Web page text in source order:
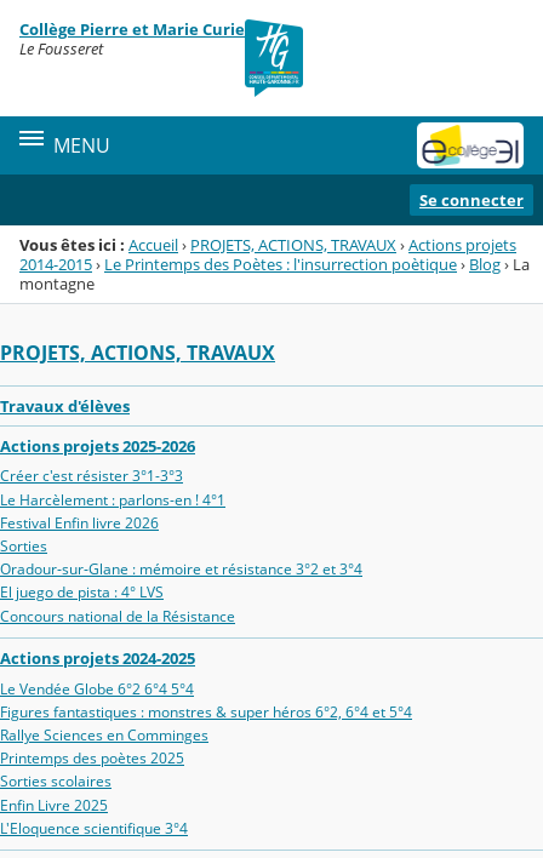
Menu de la rubrique
Contenu
Collège Pierre et Marie Curie
Le Fousseret
MENU
Se connecter
Vous êtes ici : Accueil› PROJETS, ACTIONS, TRAVAUX ›Actions projets
2014-2015› Le Printemps des Poètes : l'insurrection poètique› Blog› La
montagne
PROJETS, ACTIONS, TRAVAUX
Travaux d'élèves
Actions projets 2025-2026
Créer c'est résister 3°1-3°3
Le Harcèlement : parlons-en ! 4°1
Festival Enfin livre 2026
Sorties
Oradour‑sur‑Glane : mémoire et résistance 3°2 et 3°4
El juego de pista : 4° LVS
Concours national de la Résistance
Actions projets 2024-2025
Le Vendée Globe 6°2 6°4 5°4
Figures fantastiques : monstres & super héros 6°2, 6°4 et 5°4
Rallye Sciences en Comminges
Printemps des poètes 2025
Sorties scolaires
Enfin Livre 2025
L'Eloquence scientifique 3°4